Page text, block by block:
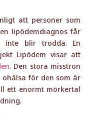
att personer som
lipödemdiagnos får
inte blir trodda. En
Lipödem visar att
Den stora misstron
för den som är
ett enormt mörkertal